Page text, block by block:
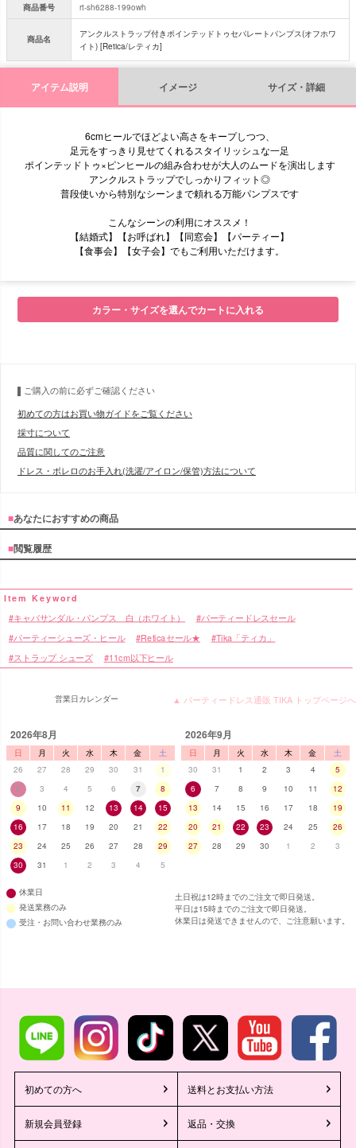
商品番号
rt-sh6288-199owh
商品名
アンクルストラップ付きポインテッドトゥセパレートパンプス(オフホワ
イト) [Retica/レティカ]
アイテム説明 イメージ サイズ・詳細
6cmヒールでほどよい高さをキープしつつ、
足元をすっきり見せてくれるスタイリッシュな一足
ポインテッドトゥ×ピンヒールの組み合わせが大人のムードを演出します
アンクルストラップでしっかりフィット◎
普段使いから特別なシーンまで頼れる万能パンプスです
こんなシーンの利用にオススメ！
【結婚式】【お呼ばれ】【同窓会】【パーティー】
【食事会】【女子会】でもご利用いただけます。
カラー・サイズを選んでカートに入れる
ご購入の前に必ずご確認ください
初めての方はお買い物ガイドをご覧ください
採寸について
品質に関してのご注意
ドレス・ボレロのお手入れ(洗濯/アイロン/保管)方法について
■あなたにおすすめの商品
■閲覧履歴
キャバサンダル・パンプス 白（ホワイト）
パーティードレスセール
パーティーシューズ・ヒール
Reticaセール★ Tika「ティカ」
ストラップ シューズ 11cm以下ヒール
▲ パーティードレス通販 TIKA トップページへ
営業日カレンダー
2026年8月
日 月 火 水 木 金
土
26
27 28 29 30 31
1
2
3 4 5 6 7
8
9
10 11 12 13 14
15
16
17 18 19 20 21
22
23
24 25 26 27 28
29
30
31 1 2 3 4 5
2026年9月
日 月 火 水 木 金
土
30
31 1 2 3 4
5
6
7 8 9 10 11
12
13
14 15 16 17 18
19
20
21 22 23 24 25
26
27
28 29 30 1 2 3
休業日
発送業務のみ
受注・お問い合わせ業務のみ
土日祝は12時までのご注文で即日発送。
平日は15時までのご注文で即日発送。
休業日は発送できませんので、ご注意願います。
初めての方へ 送料とお支払い方法
新規会員登録 返品・交換